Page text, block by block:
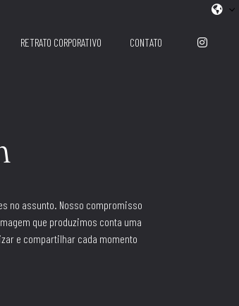
RETRATO CORPORATIVO CONTATO
no assunto. Nosso compromisso
que produzimos conta uma
e compartilhar cada momento